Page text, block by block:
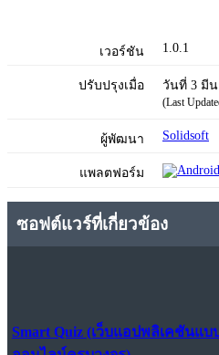
เวอร์ชัน 1.0.1
ปรับปรุงเมื่อ วันที่ 3 มีน
(Last
ผู้พัฒนา Solidsoft
แพลตฟอร์ม
ซอฟต์แวร์ที่เกี่ยวข้อง
Smart Quiz (เว็บแอปพลิเคชันแ